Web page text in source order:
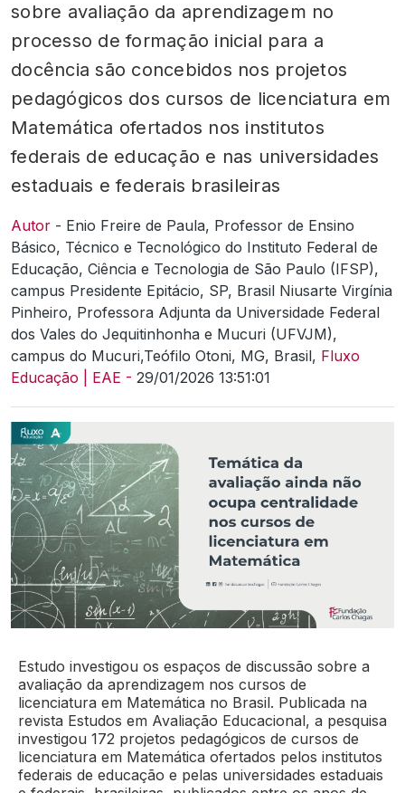
sobre avaliação da aprendizagem no
processo de formação inicial para a
docência são concebidos nos projetos
pedagógicos dos cursos de licenciatura em
Matemática ofertados nos institutos
federais de educação e nas universidades
estaduais e federais brasileiras
Autor - Enio Freire de Paula, Professor de Ensino
Básico, Técnico e Tecnológico do Instituto Federal de
Educação, Ciência e Tecnologia de São Paulo (IFSP),
campus Presidente Epitácio, SP, Brasil Niusarte Virgínia
Pinheiro, Professora Adjunta da Universidade Federal
dos Vales do Jequitinhonha e Mucuri (UFVJM),
campus do Mucuri,Teófilo Otoni, MG, Brasil, Fluxo
Educação | EAE - 29/01/2026 13:51:01
Estudo investigou os espaços de discussão sobre a
avaliação da aprendizagem nos cursos de
licenciatura em Matemática no Brasil. Publicada na
revista Estudos em Avaliação Educacional, a pesquisa
investigou 172 projetos pedagógicos de cursos de
licenciatura em Matemática ofertados pelos institutos
federais de educação e pelas universidades estaduais